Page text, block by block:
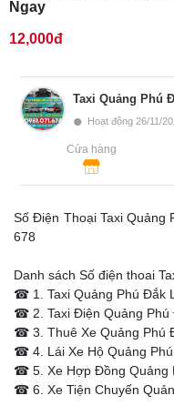
Ngay
12,000đ
Taxi Quảng Phú
• Hoạt động 26/11/
Cửa hàng
Số Điện Thoại Taxi
678
Danh sách Số điện thoai
☎ 1. Taxi Quảng Phú Đắk
☎ 2. Taxi Điện Quảng Phú
☎ 3. Thuê Xe Quảng Phú
☎ 4. Lái Xe Hộ Quảng
☎ 5. Xe Hợp Đồng Quảng
☎ 6. Xe Tiện Chuyến